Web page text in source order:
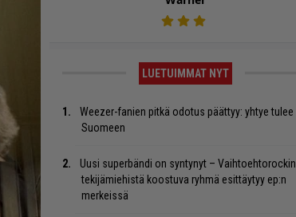
LUETUIMMAT NYT
Weezer-fanien pitkä odotus päättyy: yhtye tulee
Suomeen
Uusi superbändi on syntynyt – Vaihtoehtorockin
tekijämiehistä koostuva ryhmä esittäytyy ep:n
merkeissä